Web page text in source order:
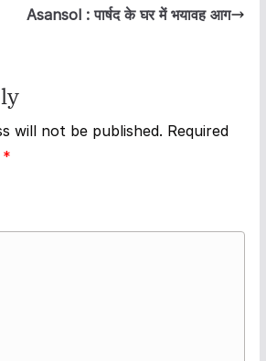
Asansol : पार्षद के घर में भयावह आग
will not be published. Required
*